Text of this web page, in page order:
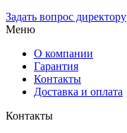
Задать вопрос директору
Меню
О компании
Гарантия
Контакты
Доставка и оплата
Контакты